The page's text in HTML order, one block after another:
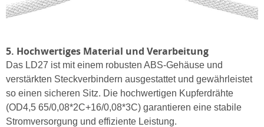
5. Hochwertiges Material und Verarbeitung
Das LD27 ist mit einem robusten ABS-Gehäuse und
verstärkten Steckverbindern ausgestattet und gewährleistet
so einen sicheren Sitz. Die hochwertigen Kupferdrähte
(OD4,5 65/0,08*2C+16/0,08*3C) garantieren eine stabile
Stromversorgung und effiziente Leistung.